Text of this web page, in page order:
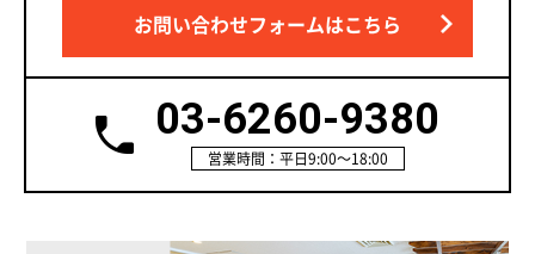
お問い合わせフォームはこちら
03-6260-9380
営業時間：平日9:00～18:00